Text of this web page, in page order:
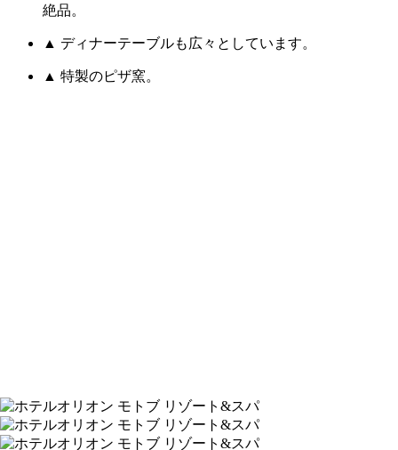
絶品。
▲ ディナーテーブルも広々としています。
▲ 特製のピザ窯。